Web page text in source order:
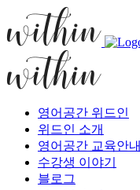
영어공간 위드인
위드인 소개
영어공간 교육안내
수강생 이야기
블로그